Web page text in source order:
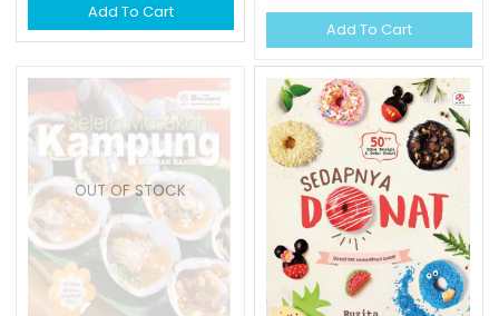
Add To Cart
Add To Cart
OUT OF STOCK